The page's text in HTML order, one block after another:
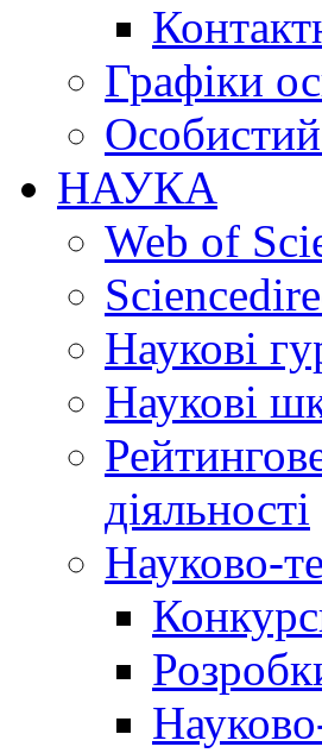
Графіки
Особистий
НАУКА
Web of
Наукові
Наукові
діяльності
Науково-